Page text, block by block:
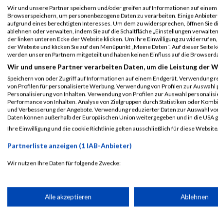
Einzelwertung männlich
B2Run Koblenz
Teamwertung männlich
6702 Reza Miandehi
B2Run Koblenz
Teamwertung mixed
6702 Reza Miandehi
Legende:
GPos = Geschlechter Position, KPos = Kategorie Position, TPos
Disqualifiziert
Laufsport Anmeldung
Wir und unsere Partner speichern und/oder greifen auf Informationen auf einem
Browserspeichern, um personenbezogene Daten zu verarbeiten. Einige
aufgrund eines berechtigten Interesses. Um dem zu widersprechen, öffnen Sie
ablehnen oder verwalten, indem Sie auf die Schaltfläche „Einstellungen
der linken unteren Ecke der Website klicken. Um Ihre Einwilligung zu
der Website und klicken Sie auf den Menüpunkt „Meine Daten“. Auf dieser
werden unseren Partnern mitgeteilt und haben keinen Einfluss auf die
Wir und unsere Partner verarbeiten Daten, um die Leistung der
Speichern von oder Zugriff auf Informationen auf einem Endgerät. Verwendung
von Profilen für personalisierte Werbung. Verwendung von Profilen zur
Personalisierung von Inhalten. Verwendung von Profilen zur Auswahl
Performance von Inhalten. Analyse von Zielgruppen durch Statistiken oder
und Verbesserung der Angebote. Verwendung reduzierter Daten zur Auswahl
Daten können außerhalb der Europäischen Union weitergegeben und in die USA
Ihre Einwilligung und die cookie Richtlinie gelten ausschließlich für diese
Partnerliste anzeigen (1 IAB-Anbieter)
Wir nutzen Ihre Daten für folgende Zwecke:
Speichern von oder Zugriff auf Informationen auf einem
Alle akzeptieren Ablehnen